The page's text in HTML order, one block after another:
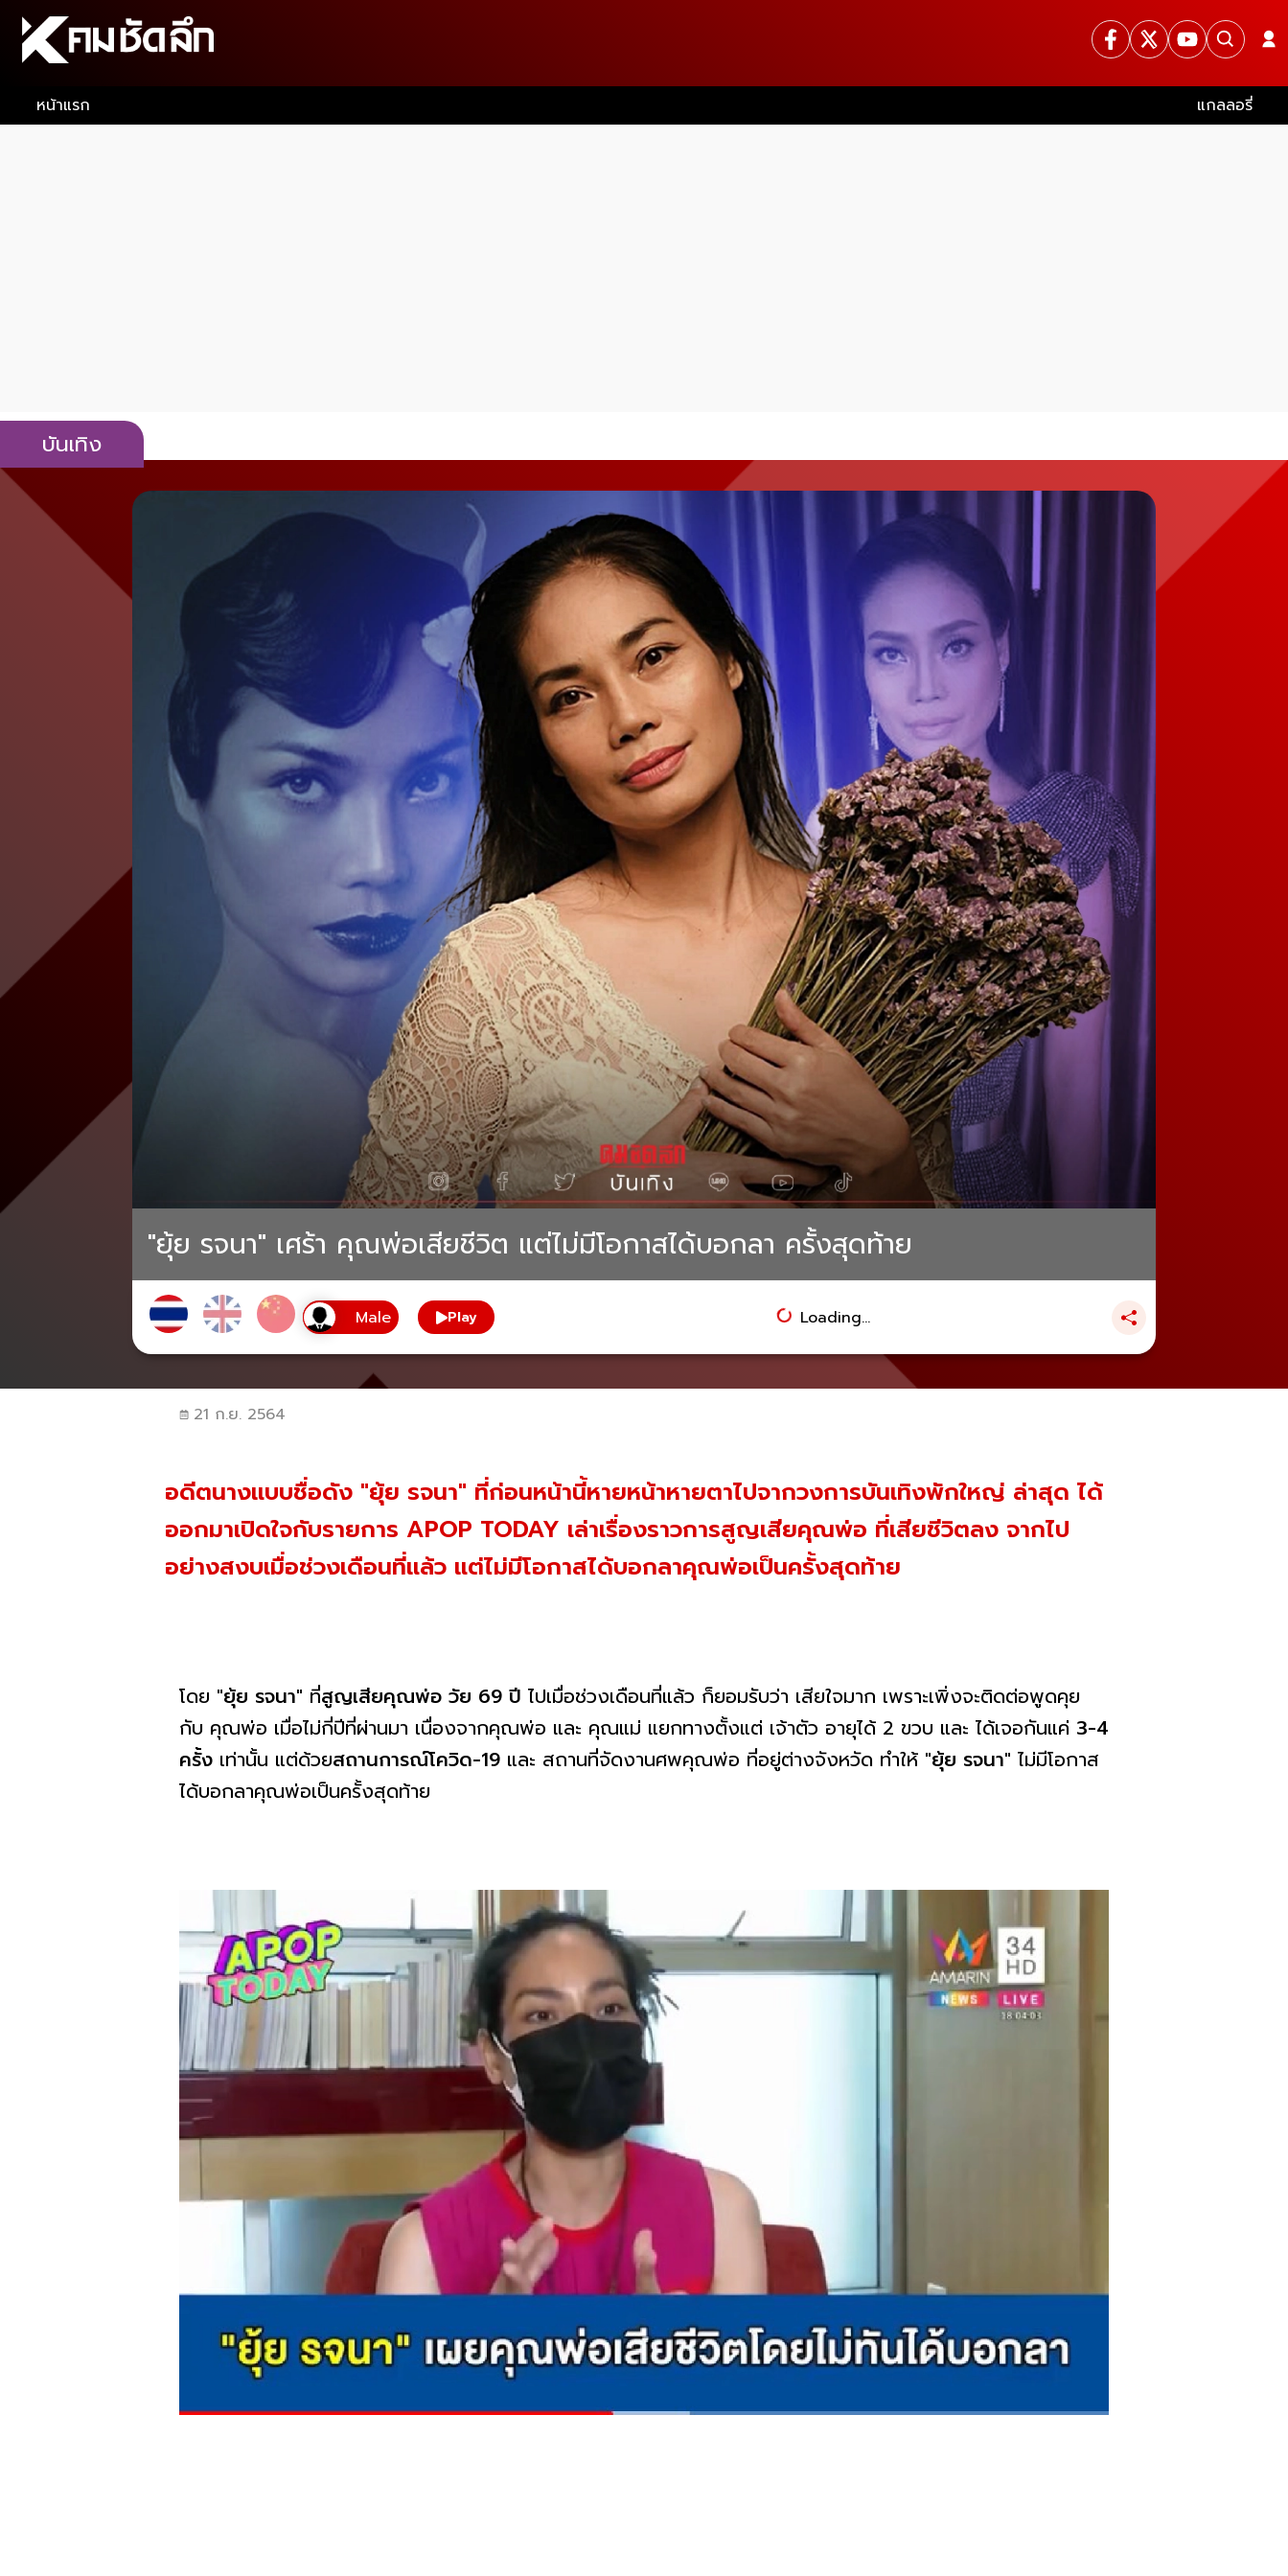
หน้าแรก แกลลอรี่
บันเทิง
"ยุ้ย รจนา" เศร้า คุณพ่อเสียชีวิต แต่ไม่มีโอกาสได้บอกลา ครั้งสุดท้าย
Play Loading...
21 ก.ย. 2564
อดีตนางแบบชื่อดัง "ยุ้ย รจนา" ที่ก่อนหน้านี้หายหน้าหายตาไปจากวงการบันเทิงพักใหญ่ ล่าสุด ได้
ออกมาเปิดใจกับรายการ APOP TODAY เล่าเรื่องราวการสูญเสียคุณพ่อ ที่เสียชีวิตลง จากไป
อย่างสงบเมื่อช่วงเดือนที่แล้ว แต่ไม่มีโอกาสได้บอกลาคุณพ่อเป็นครั้งสุดท้าย
โดย "ยุ้ย รจนา" ที่สูญเสียคุณพ่อ วัย 69 ปี ไปเมื่อช่วงเดือนที่แล้ว ก็ยอมรับว่า เสียใจมาก เพราะเพิ่งจะติดต่อพูดคุย
กับ คุณพ่อ เมื่อไม่กี่ปีที่ผ่านมา เนื่องจากคุณพ่อ และ คุณแม่ แยกทางตั้งแต่ เจ้าตัว อายุได้ 2 ขวบ และ ได้เจอกันแค่ 3-4
ครั้ง เท่านั้น แต่ด้วยสถานการณ์โควิด-19 และ สถานที่จัดงานศพคุณพ่อ ที่อยู่ต่างจังหวัด ทำให้ "ยุ้ย รจนา" ไม่มีโอกาส
ได้บอกลาคุณพ่อเป็นครั้งสุดท้าย